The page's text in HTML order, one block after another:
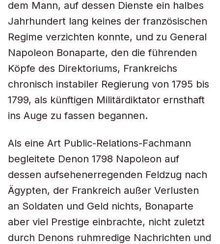
dem Mann, auf dessen Dienste ein halbes
Jahrhundert lang keines der französischen
Regime verzichten konnte, und zu General
Napoleon Bonaparte, den die führenden
Köpfe des Direktoriums, Frankreichs
chronisch instabiler Regierung von 1795 bis
1799, als künftigen Militärdiktator ernsthaft
ins Auge zu fassen begannen.
Als eine Art Public-Relations-Fachmann
begleitete Denon 1798 Napoleon auf
dessen aufsehenerregenden Feldzug nach
Ägypten, der Frankreich außer Verlusten
an Soldaten und Geld nichts, Bonaparte
aber viel Prestige einbrachte, nicht zuletzt
durch Denons ruhmredige Nachrichten und